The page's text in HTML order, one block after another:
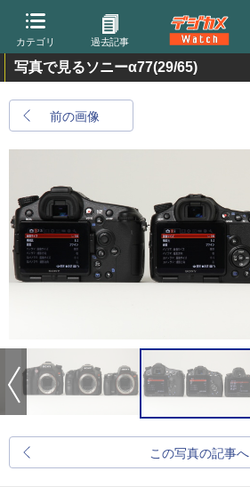
カテゴリ 過去記事
写真で見るソニーα77(29/65)
前の画像
この写真の記事へ